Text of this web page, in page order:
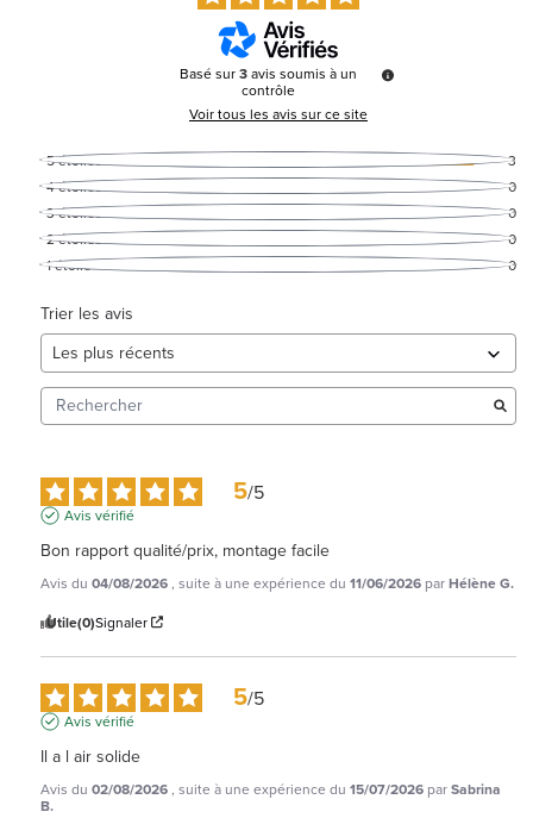
Basé sur3avis soumis à un
contrôle
Voir tous les avis sur ce site
5étoiles
3
4étoiles
0
3étoiles
0
2étoiles
0
1étoile 0
Trier les avis
5/5
Avis vérifié
Bon rapport qualité/prix, montage facile
Avis du 04/08/2026, suite à une expérience du 11/06/2026 parHélène G.
Utile(0)Signaler
5/5
Avis vérifié
Il a l air solide
Avis du 02/08/2026, suite à une expérience du 15/07/2026 parSabrina
B.